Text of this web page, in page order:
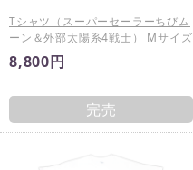
Tシャツ（スーパーセーラーちびム
ーン＆外部太陽系4戦士） Mサイズ
8,800円
完売